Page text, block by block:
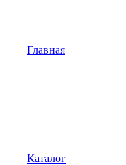
Главная
Каталог